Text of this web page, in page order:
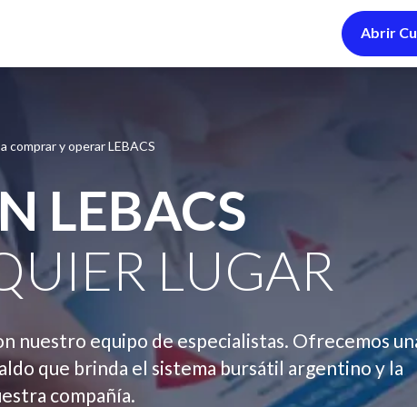
Abrir
comprar y operar LEBACS
LEBACS
LUGAR
nuestro equipo de especialistas. Ofrecemos
que brinda el sistema bursátil argentino y la
compañía.